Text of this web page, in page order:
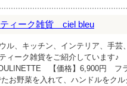
ィーク雑貨 ciel bleu
ル、キッチン、インテリア、手芸
ィーク雑貨をご紹介しています♪
【価格】6,900円 フ
お野菜を入れて、ハンドルをク